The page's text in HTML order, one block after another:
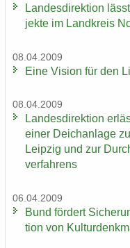
Lan­des­di­rek­ti­on
jek­te im Land­kreis
08.04.2009
Eine Vi­si­on für den
08.04.2009
Lan­des­di­rek­ti­on
einer Deich­an­la­ge
Leip­zig und zur
ver­fah­rens
06.04.2009
Bund för­dert
ti­on von